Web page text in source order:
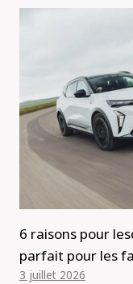
6 raisons pour
parfait pour les
3 juillet 2026